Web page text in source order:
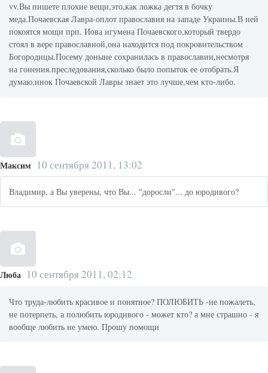
vv.Вы пишете плохие вещи,это,как ложка дегтя в бочку
меда.Почаевская Лавра-оплот православия на западе Украины.В ней
покоятся мощи прп. Иова игумена Почаевского,который твердо
стоял в вере православной,она находится под покровительством
Богородицы.Посему доныне сохранилась в православии,несмотря
на гонения.преследования,сколько было попыток ее отобрать.Я
думаю,инок Почаевской Лавры знает это лучше,чем кто-либо.
Максим 10 сентября 2011, 13:02
Владимир, а Вы уверены, что Вы... "доросли"... до юродивого?
Люба 10 сентября 2011, 02:12
Что труда-любить красивое и понятное? ПОЛЮБИТЬ -не пожалеть,
не потерпеть, а полюбить юродивого - может кто? а мне страшно - я
вообще любить не умею. Прошу помощи